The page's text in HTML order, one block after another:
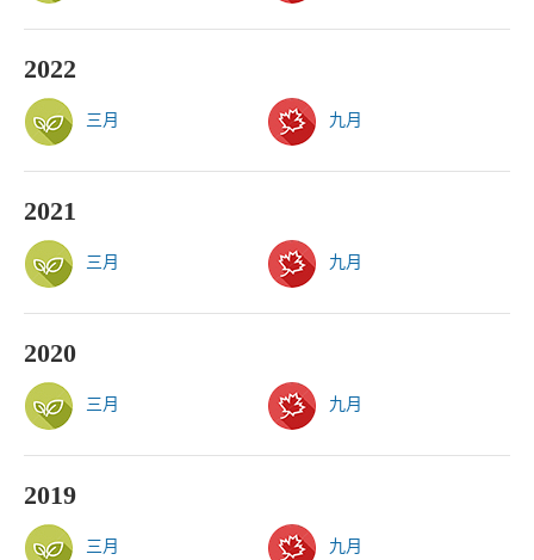
2022
三月 九月
2021
三月 九月
2020
三月 九月
2019
三月 九月